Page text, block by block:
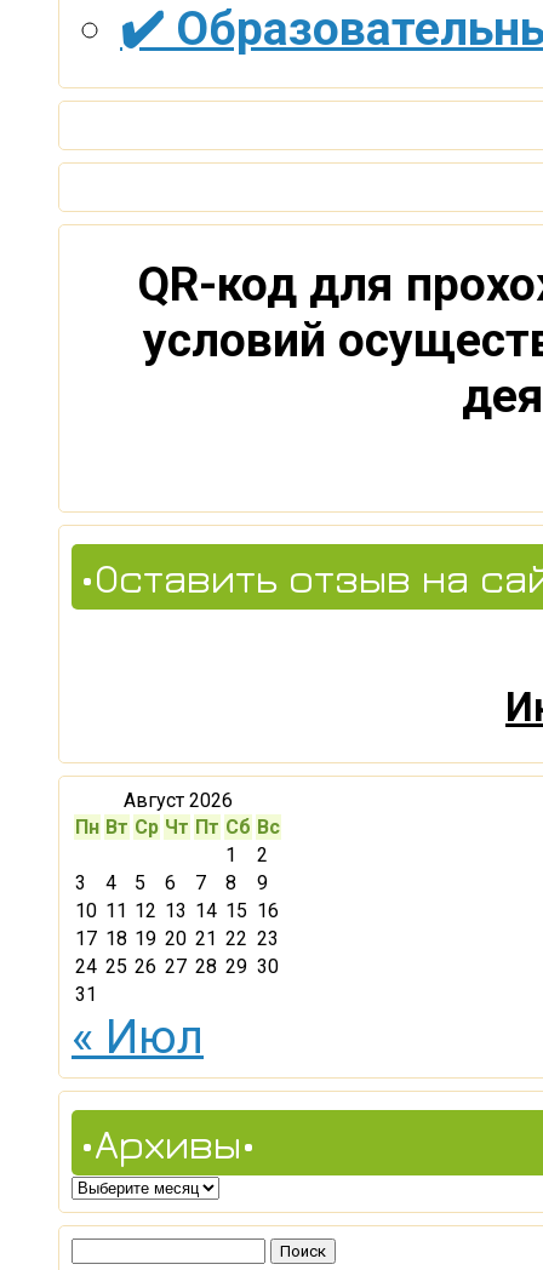
✔️
QR-код для
условий
•Оставить отзыв на
Август 2026
Пн Вт Ср Чт Пт Сб Вс
1
2
3
4 5 6 7 8
9
10 11 12 13 14 15 16
17 18 19 20 21 22 23
24 25 26 27 28 29 30
31
« Июл
•Архивы•
•Архивы•